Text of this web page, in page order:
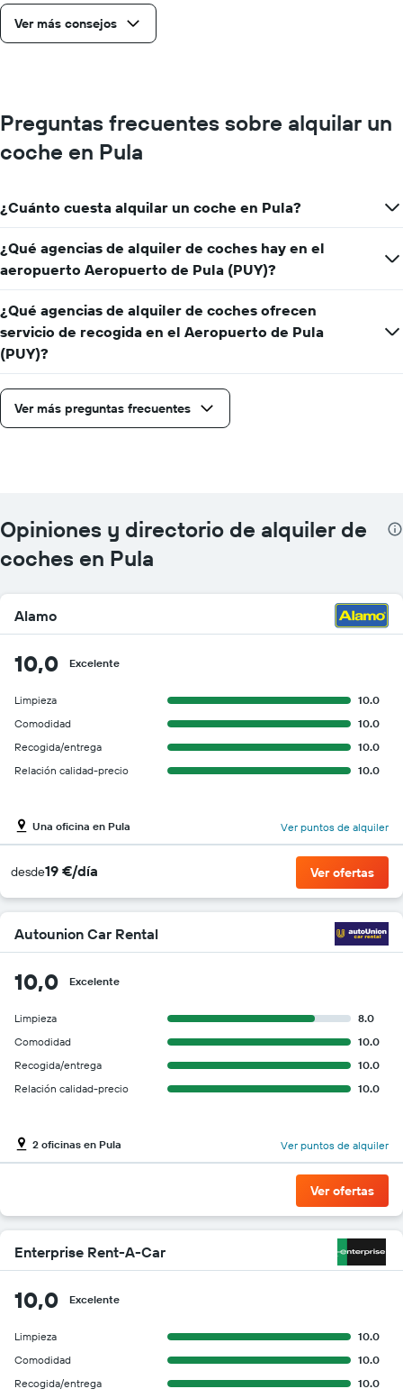
Ver más consejos
Preguntas frecuentes sobre alquilar un
coche en Pula
¿Cuánto cuesta alquilar un coche en Pula?
¿Qué agencias de alquiler de coches hay en el
aeropuerto Aeropuerto de Pula (PUY)?
¿Qué agencias de alquiler de coches ofrecen
servicio de recogida en el Aeropuerto de Pula
(PUY)?
Ver más preguntas frecuentes
Opiniones y directorio de alquiler de
coches en Pula
Alamo
10,0 Excelente
Limpieza
10.0
Comodidad
10.0
Recogida/entrega
10.0
Relación calidad-precio
10.0
Una oficina en Pula Ver puntos de alquiler
desde19 €/día Ver ofertas
Autounion Car Rental
10,0 Excelente
Limpieza
8.0
Comodidad
10.0
Recogida/entrega
10.0
Relación calidad-precio
10.0
2 oficinas en Pula Ver puntos de alquiler
Ver ofertas
Enterprise Rent-A-Car
10,0 Excelente
Limpieza
10.0
Comodidad
10.0
Recogida/entrega
10.0